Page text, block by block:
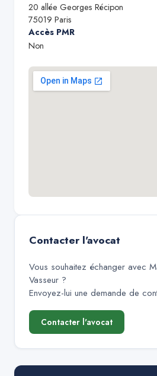
20 allée Georges Récipon
75019 Paris
Accès PMR
Non
Contacter l'avocat
Vous souhaitez échanger avec
Vasseur ?
Envoyez-lui une demande de
Contacter l'avocat